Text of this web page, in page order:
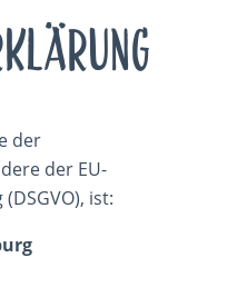
der
der EU-
ist: